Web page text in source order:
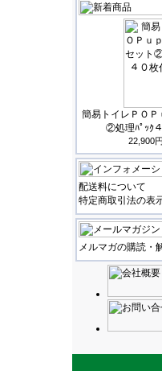
簡易トイレＰＯＰ
②処理ﾊﾟｯｸ
22,900
配送料について
特定商取引法の表
メルマガの購読・